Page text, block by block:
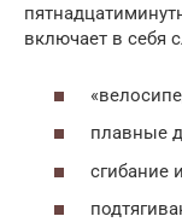
включает в себя
плавные
сгибание